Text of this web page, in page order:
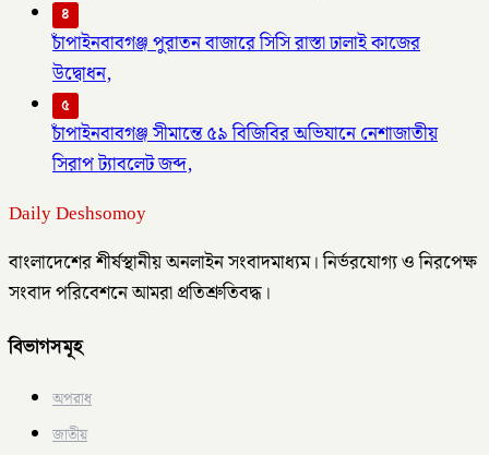
৪
চাঁপাইনবাবগঞ্জ পুরাতন বাজারে সিসি রাস্তা ঢালাই কাজের
উদ্বোধন,
৫
চাঁপাইনবাবগঞ্জ সীমান্তে ৫৯ বিজিবির অভিযানে নেশাজাতীয়
সিরাপ ট্যাবলেট জব্দ,
Daily Deshsomoy
বাংলাদেশের শীর্ষস্থানীয় অনলাইন সংবাদমাধ্যম। নির্ভরযোগ্য ও নিরপেক্ষ
সংবাদ পরিবেশনে আমরা প্রতিশ্রুতিবদ্ধ।
বিভাগসমূহ
অপরাধ
জাতীয়